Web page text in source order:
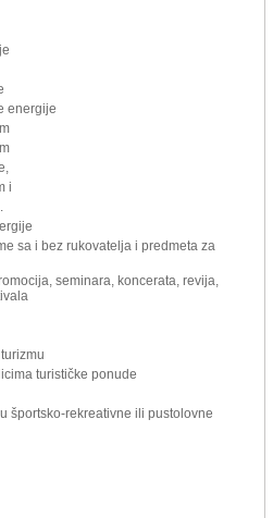
energije
i
sa i bez rukovatelja i predmeta za
seminara, koncerata, revija,
turističke ponude
športsko-rekreativne ili pustolovne